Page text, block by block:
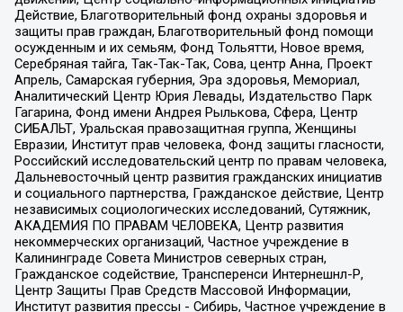
Действие, Благотворительный фонд охраны здоровья и
защиты прав граждан, Благотворительный фонд помощи
осужденным и их семьям, Фонд Тольятти, Новое время,
Серебряная тайга, Так-Так-Так, Сова, центр Анна, Проект
Апрель, Самарская губерния, Эра здоровья, Мемориал,
Аналитический Центр Юрия Левады, Издательство Парк
Гагарина, Фонд имени Андрея Рылькова, Сфера, Центр
СИБАЛЬТ, Уральская правозащитная группа, Женщины
Евразии, Институт прав человека, Фонд защиты гласности,
Российский исследовательский центр по правам человека,
Дальневосточный центр развития гражданских инициатив
и социального партнерства, Гражданское действие, Центр
независимых социологических исследований, Сутяжник,
АКАДЕМИЯ ПО ПРАВАМ ЧЕЛОВЕКА, Центр развития
некоммерческих организаций, Частное учреждение в
Калининграде Совета Министров северных стран,
Гражданское содействие, Трансперенси Интернешнл-Р,
Центр Защиты Прав Средств Массовой Информации,
Институт развития прессы - Сибирь, Частное учреждение в